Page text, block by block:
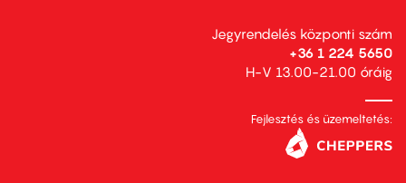
Jegyrendelés központi szám
+36 1 224 5650
H-V 13.00-21.00 óráig
Fejlesztés és üzemeltetés: